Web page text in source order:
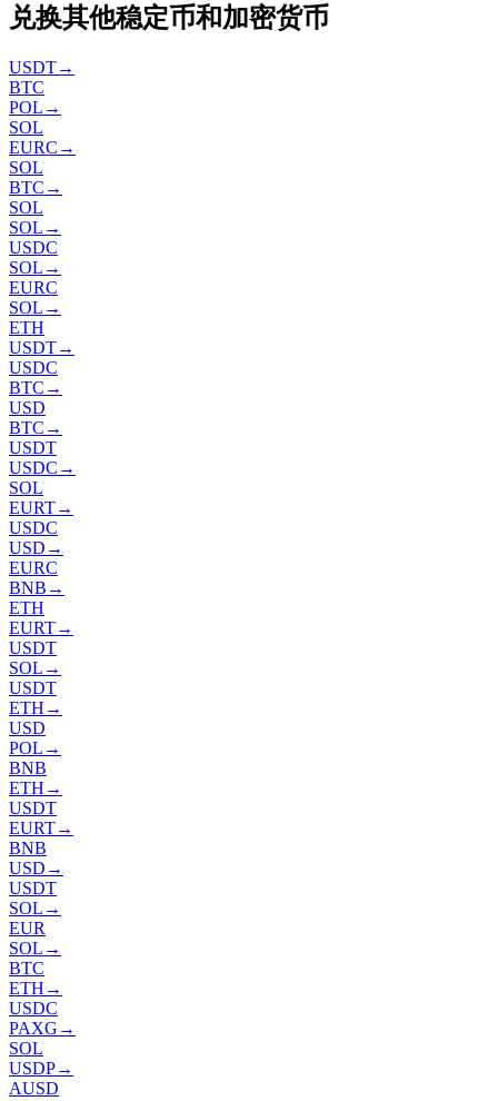
兑换其他稳定币和加密货币
USDT→
BTC
POL →
SOL
EURC →
SOL
BTC →
SOL
SOL →
USDC
SOL →
EURC
SOL →
ETH
USDT→
USDC
BTC →
USD
BTC →
USDT
USDC →
SOL
EURT→
USDC
USD →
EURC
BNB →
ETH
EURT→
USDT
SOL →
USDT
ETH →
USD
POL →
BNB
ETH →
USDT
EURT→
BNB
USD →
USDT
SOL →
EUR
SOL →
BTC
ETH →
USDC
PAXG →
SOL
USDP→
AUSD